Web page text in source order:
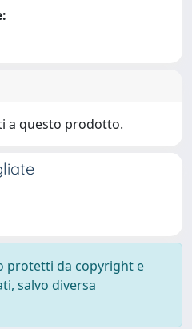
a questo prodotto.
protetti da copyright e
salvo diversa